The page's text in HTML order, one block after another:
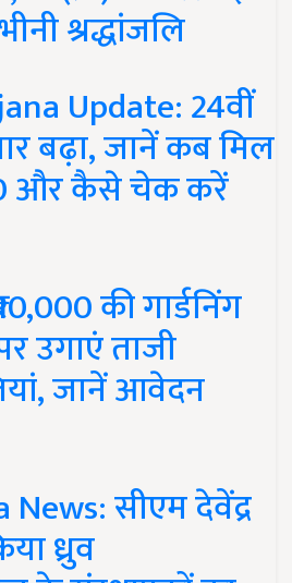
श्रद्धांजलि
Update: 24वीं
बढ़ा, जानें कब मिल
और कैसे चेक करें
की गार्डनिंग
उगाएं ताजी
जानें आवेदन
सीएम देवेंद्र
ध्रुव